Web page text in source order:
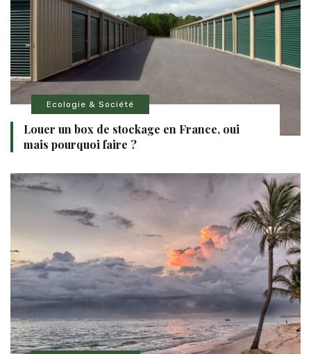
Ecologie & Société
Louer un box de stockage en France, oui
mais pourquoi faire ?